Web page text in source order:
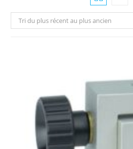
Tri du plus récent au plus ancien